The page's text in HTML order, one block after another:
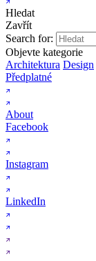
Hledat
Zavřít
Search for:
Objevte kategorie
Architektura Design
Předplatné
About
Facebook
Instagram
LinkedIn